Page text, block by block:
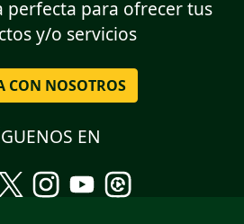
perfecta para ofrecer tus
y/o servicios
CON NOSOTROS
EN